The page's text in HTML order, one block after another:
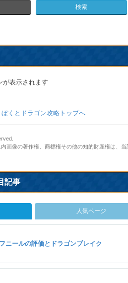
表示されます
ぼくとドラゴン攻略トップへ
画像の著作権、商標権その他の知的財産権は、当
記事
人気ページ
ニールの評価とドラゴンブレイク